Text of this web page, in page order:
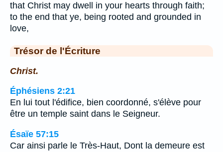
that Christ may dwell in your hearts through faith;
to the end that ye, being rooted and grounded in
love,
Trésor de l'Écriture
Christ.
Éphésiens 2:21
En lui tout l'édifice, bien coordonné, s'élève pour
être un temple saint dans le Seigneur.
Ésaïe 57:15
Car ainsi parle le Très-Haut, Dont la demeure est